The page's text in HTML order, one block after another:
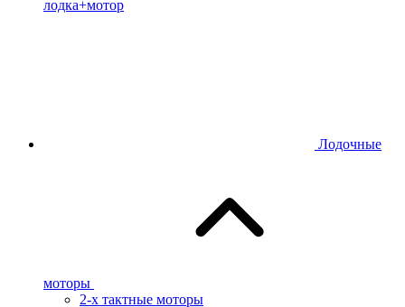
лодка+мотор
Лодочные
моторы
2-х тактные моторы